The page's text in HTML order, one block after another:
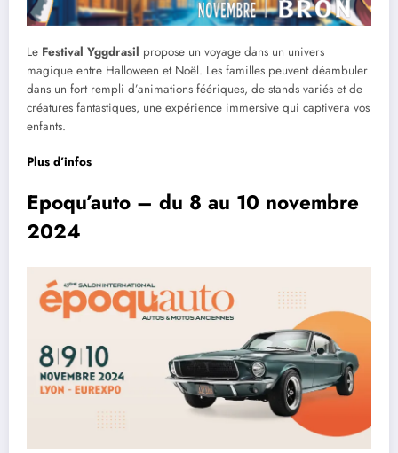
Le Festival Yggdrasil propose un voyage dans un univers
magique entre Halloween et Noël. Les familles peuvent déambuler
dans un fort rempli d’animations féériques, de stands variés et de
créatures fantastiques, une expérience immersive qui captivera vos
enfants.
Plus d’infos
Epoqu’auto – du 8 au 10 novembre
2024